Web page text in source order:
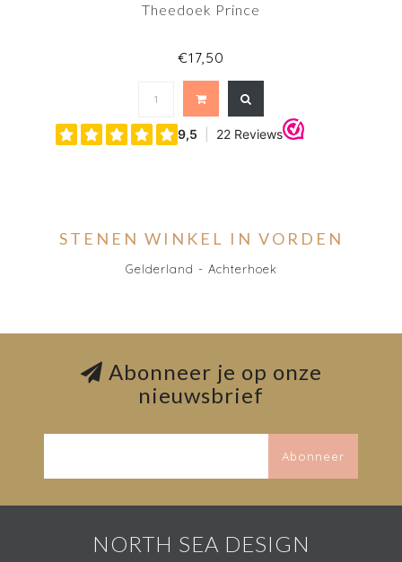
Theedoek Prince
€17,50
STENEN WINKEL IN VORDEN
Gelderland - Achterhoek
Abonneer je op onze
nieuwsbrief
Abonneer
NORTH SEA DESIGN